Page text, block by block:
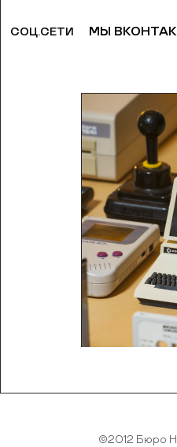
СОЦ.СЕТИ МЫ
©2012 Бюро